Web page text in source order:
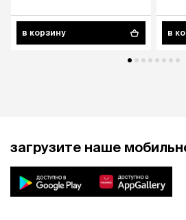
в корзину в
загрузите наше